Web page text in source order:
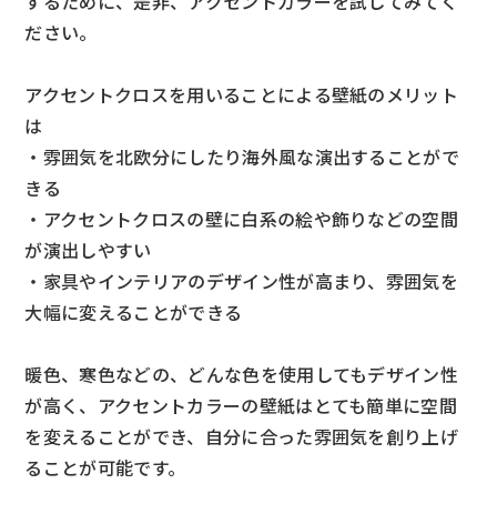
ださい。
アクセントクロスを用いることによる壁紙のメリット
は
・雰囲気を北欧分にしたり海外風な演出することがで
きる
・アクセントクロスの壁に白系の絵や飾りなどの空間
が演出しやすい
・家具やインテリアのデザイン性が高まり、雰囲気を
大幅に変えることができる
暖色、寒色などの、どんな色を使用してもデザイン性
が高く、アクセントカラーの壁紙はとても簡単に空間
を変えることができ、自分に合った雰囲気を創り上げ
ることが可能です。